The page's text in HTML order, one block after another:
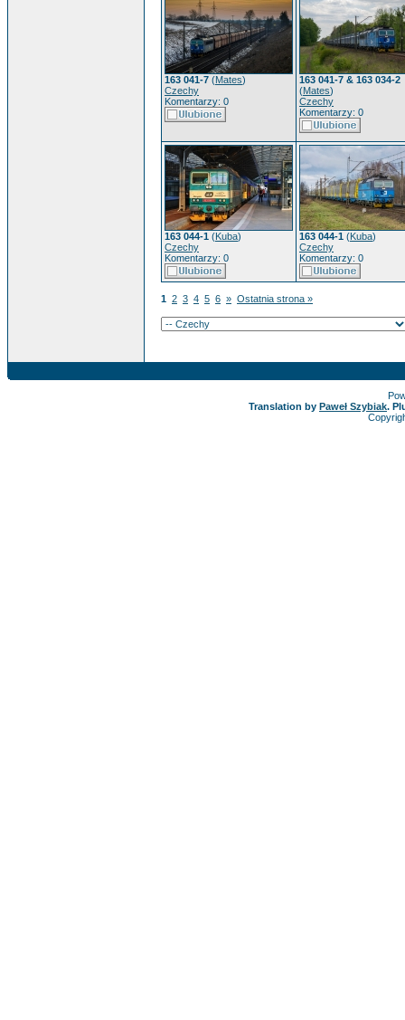
163 041-7 (Mates)
Czechy
Komentarzy: 0
163 041-7 & 163 034-2
(Mates)
Czechy
Komentarzy: 0
163 044-1 (Kuba)
Czechy
Komentarzy: 0
163 044-1 (Kuba)
Czechy
Komentarzy: 0
1 2 3 4 5 6 » Ostatnia strona »
Translation by Paweł Szybiak.